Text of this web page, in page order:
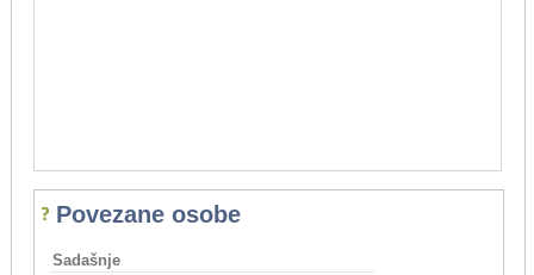
Povezane osobe
Sadašnje